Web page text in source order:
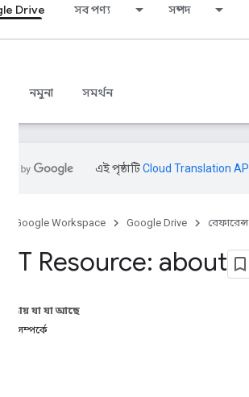
Drive সব পণ্য সম্পদ
নমুনা সমর্থন
এই পৃষ্ঠাটিCloud Translation API
Google Workspace Google Drive রেফারেন্স
Resource: about
পৃষ্ঠায় যা যা আছে
সম্পর্কে